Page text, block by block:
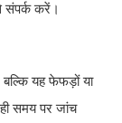
संपर्क करें।
यह फेफड़ों या
समय पर जांच